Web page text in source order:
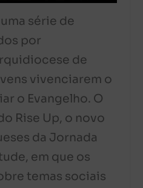
série de
por
de
vivenciarem o
o Evangelho. O
Rise Up, o novo
da Jornada
em que os
temas sociais